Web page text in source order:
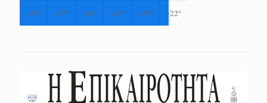
+25° +27° +26° +25° +23° +22°